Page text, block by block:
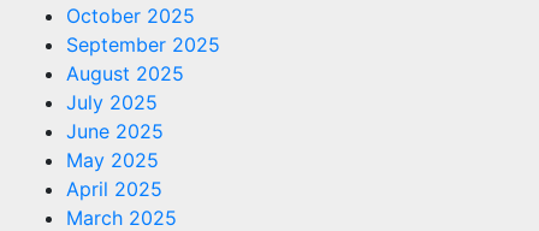
October 2025
September 2025
August 2025
July 2025
June 2025
May 2025
April 2025
March 2025